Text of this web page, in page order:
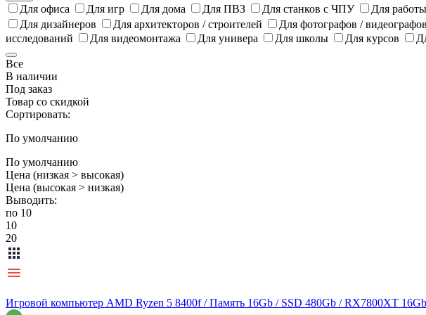
Для офиса Для игр Для дома Для ПВЗ Для станков с ЧПУ Для работы
Для дизайнеров Для архитекторов / строителей Для фотографов / видеографов
исследований
Для видеомонтажа Для универа Для школы Для курсов
Все
В наличии
Под заказ
Товар со скидкой
Сортировать:
По умолчанию
По умолчанию
Цена (низкая > высокая)
Цена (высокая > низкая)
Выводить:
по 10
10
20
Игровой компьютер AMD Ryzen 5 8400f / Память 16Gb / SSD 480Gb / RX7800XT